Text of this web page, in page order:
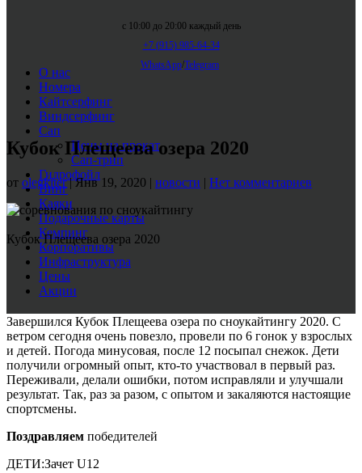
с 10:00 до 20:00 каждый день
+7 (915) 985-64-34
WhatsApp/Telegram
О нас
Номера
Кайтсерфинг
Виндсерфинг
Сап
Цены на прокат
Сап-трип
Гидрофойл
Винг
Каяки
Подарочные карты
Кемпинг
Корпоративы
Инфраструктура
Цены
Акции
Кубок Плещеева озера 2020
от olegkiter|Янв 19, 2020 | новости | Нет комментариев
Кубок Плещеева озера 2020
Завершился Кубок Плещеева озера по сноукайтингу 2020. С
ветром сегодня очень повезло, провели по 6 гонок у взрослых
и детей. Погода минусовая, после 12 посыпал снежок. Дети
получили огромный опыт, кто-то участвовал в первый раз.
Переживали, делали ошибки, потом исправляли и улучшали
результат. Так, раз за разом, с опытом и закаляются настоящие
спортсмены.
Поздравляем победителей
ДЕТИ:Зачет U12